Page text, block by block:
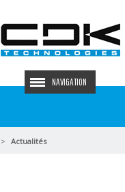
NAVIGATION
Actualités